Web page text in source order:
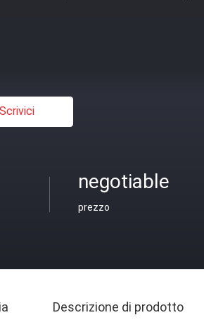
Scrivici
negotiable
prezzo
Descrizione di prodotto